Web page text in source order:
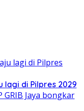
lagi di Pilpres 2029